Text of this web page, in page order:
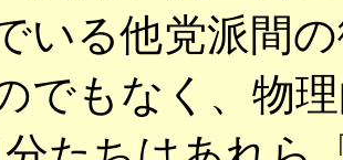
いる他党派間
でもなく、物